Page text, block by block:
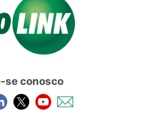
se conosco